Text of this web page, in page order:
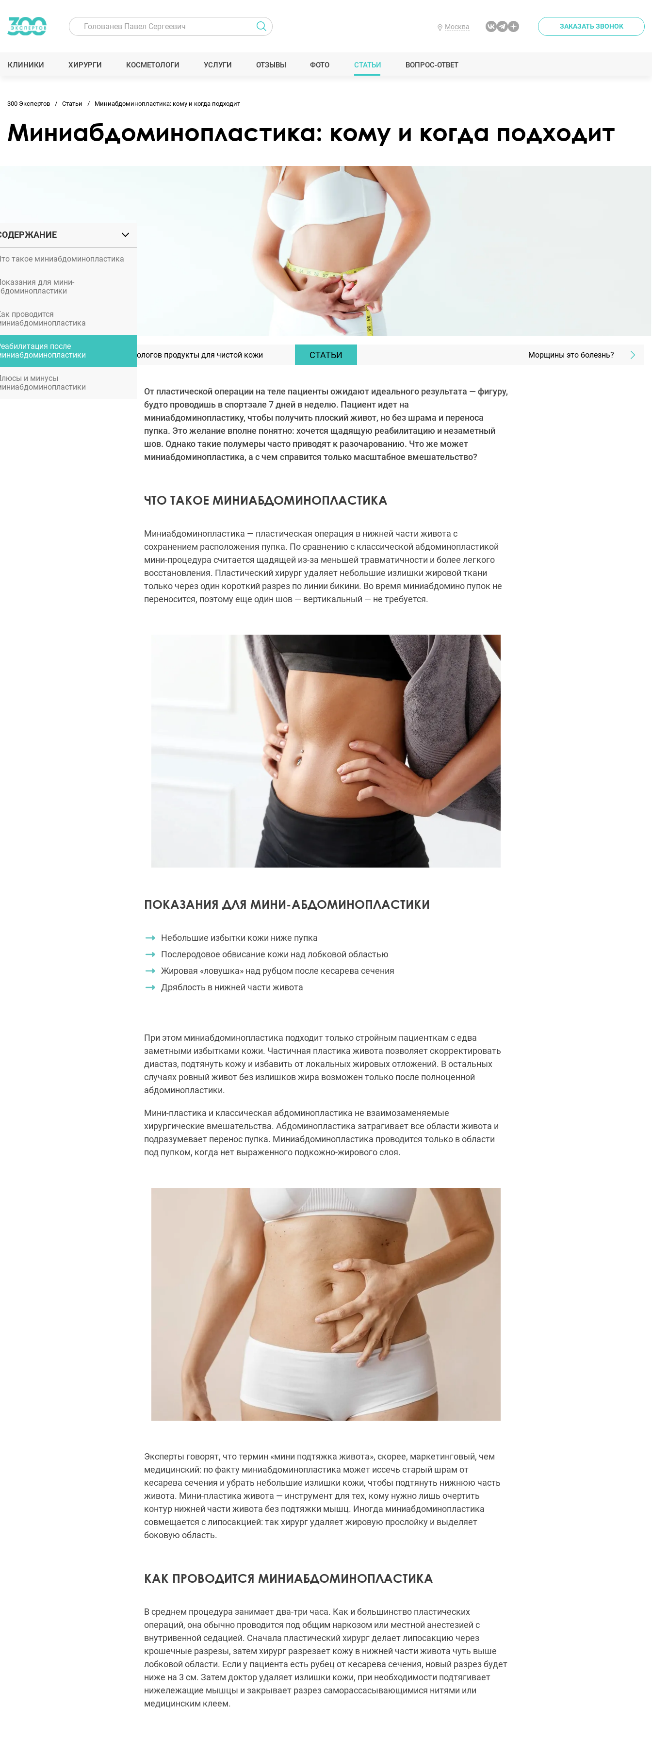
Москва ЗАКАЗАТЬ ЗВОНОК
КЛИНИКИ ХИРУРГИ КОСМЕТОЛОГИ УСЛУГИ ОТЗЫВЫ ФОТО СТАТЬИ ВОПРОС-ОТВЕТ
такое миниабдоминопластика
для мини-
проводится
после
и минусы
300 Экспертов Статьи Миниабдоминопластика: кому и когда подходит
Миниабдоминопластика: кому и когда подходит
Лучшие по мнению дерматологов продукты для чистой кожи СТАТЬИ Морщины это болезнь?
От пластической операции на теле пациенты ожидают идеального результата — фигуру,
будто проводишь в спортзале 7 дней в неделю. Пациент идет на
миниабдоминопластику, чтобы получить плоский живот, но без шрама и переноса
пупка. Это желание вполне понятно: хочется щадящую реабилитацию и незаметный
шов. Однако такие полумеры часто приводят к разочарованию. Что же может
миниабдоминопластика, а с чем справится только масштабное вмешательство?
ЧТО ТАКОЕ МИНИАБДОМИНОПЛАСТИКА
Миниабдоминопластика — пластическая операция в нижней части живота с
сохранением расположения пупка. По сравнению с классической абдоминопластикой
мини-процедура считается щадящей из-за меньшей травматичности и более легкого
восстановления. Пластический хирург удаляет небольшие излишки жировой ткани
только через один короткий разрез по линии бикини. Во время миниабдомино пупок не
переносится, поэтому еще один шов — вертикальный — не требуется.
ПОКАЗАНИЯ ДЛЯ МИНИ-АБДОМИНОПЛАСТИКИ
Небольшие избытки кожи ниже пупка
Послеродовое обвисание кожи над лобковой областью
Жировая «ловушка» над рубцом после кесарева сечения
Дряблость в нижней части живота
При этом миниабдоминопластика подходит только стройным пациенткам с едва
заметными избытками кожи. Частичная пластика живота позволяет скорректировать
диастаз, подтянуть кожу и избавить от локальных жировых отложений. В остальных
случаях ровный живот без излишков жира возможен только после полноценной
абдоминопластики.
Мини-пластика и классическая абдоминопластика не взаимозаменяемые
хирургические вмешательства. Абдоминопластика затрагивает все области живота и
подразумевает перенос пупка. Миниабдоминопластика проводится только в области
под пупком, когда нет выраженного подкожно-жирового слоя.
Эксперты говорят, что термин «мини подтяжка живота», скорее, маркетинговый, чем
медицинский: по факту миниабдоминопластика может иссечь старый шрам от
кесарева сечения и убрать небольшие излишки кожи, чтобы подтянуть нижнюю часть
живота. Мини-пластика живота — инструмент для тех, кому нужно лишь очертить
контур нижней части живота без подтяжки мышц. Иногда миниабдоминопластика
совмещается с липосакцией: так хирург удаляет жировую прослойку и выделяет
боковую область.
КАК ПРОВОДИТСЯ МИНИАБДОМИНОПЛАСТИКА
В среднем процедура занимает два-три часа. Как и большинство пластических
операций, она обычно проводится под общим наркозом или местной анестезией с
внутривенной седацией. Сначала пластический хирург делает липосакцию через
крошечные разрезы, затем хирург разрезает кожу в нижней части живота чуть выше
лобковой области. Если у пациента есть рубец от кесарева сечения, новый разрез будет
ниже на 3 см. Затем доктор удаляет излишки кожи, при необходимости подтягивает
нижележащие мышцы и закрывает разрез саморассасывающимися нитями или
медицинским клеем.